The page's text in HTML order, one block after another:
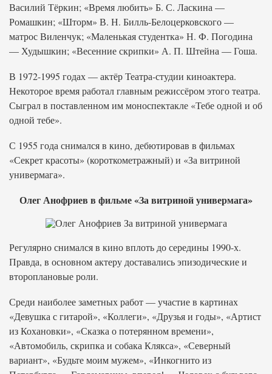
Василий Тёркин; «Время любить» Б. С. Ласкина —
Ромашкин; «Шторм» В. Н. Билль-Белоцерковского —
матрос Виленчук; «Маленькая студентка» Н. Ф. Погодина
— Худышкин; «Весенние скрипки» А. П. Штейна — Гоша.
В 1972-1995 годах — актёр Театра-студии киноактера.
Некоторое время работал главным режиссёром этого театра.
Сыграл в поставленном им моноспектакле «Тебе одной и об
одной тебе».
С 1955 года снимался в кино, дебютировав в фильмах
«Секрет красоты» (короткометражный) и «За витриной
универмага».
Олег Анофриев в фильме «За витриной универмага»
Регулярно снимался в кино вплоть до середины 1990-х.
Правда, в основном актеру доставались эпизодические и
второплановые роли.
Среди наиболее заметных работ — участие в картинах
«Девушка с гитарой», «Коллеги», «Друзья и годы», «Артист
из Кохановки», «Сказка о потерянном времени»,
«Автомобиль, скрипка и собака Клякса», «Северный
вариант», «Будьте моим мужем», «Инкогнито из